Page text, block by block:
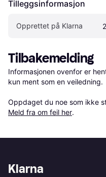
Tilleggsinformasjon
Opprettet på Klarna
Tilbakemelding
Informasjonen ovenfor er
kun ment som en veiledning.
Oppdaget du noe som ikke
Meld fra om feil her.
Klarna